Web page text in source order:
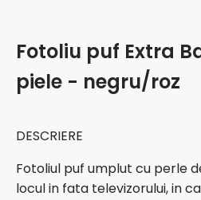
Fotoliu puf Extra
piele - negru/roz
DESCRIERE
Fotoliul puf umplut cu perle
locul in fata televizorului, in